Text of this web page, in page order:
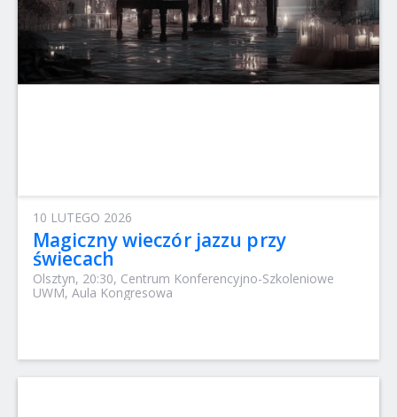
10 LUTEGO 2026
Magiczny wieczór jazzu przy
świecach
Olsztyn, 20:30, Centrum Konferencyjno-Szkoleniowe
UWM, Aula Kongresowa